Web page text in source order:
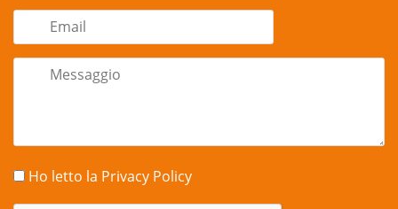
Ho letto la Privacy Policy